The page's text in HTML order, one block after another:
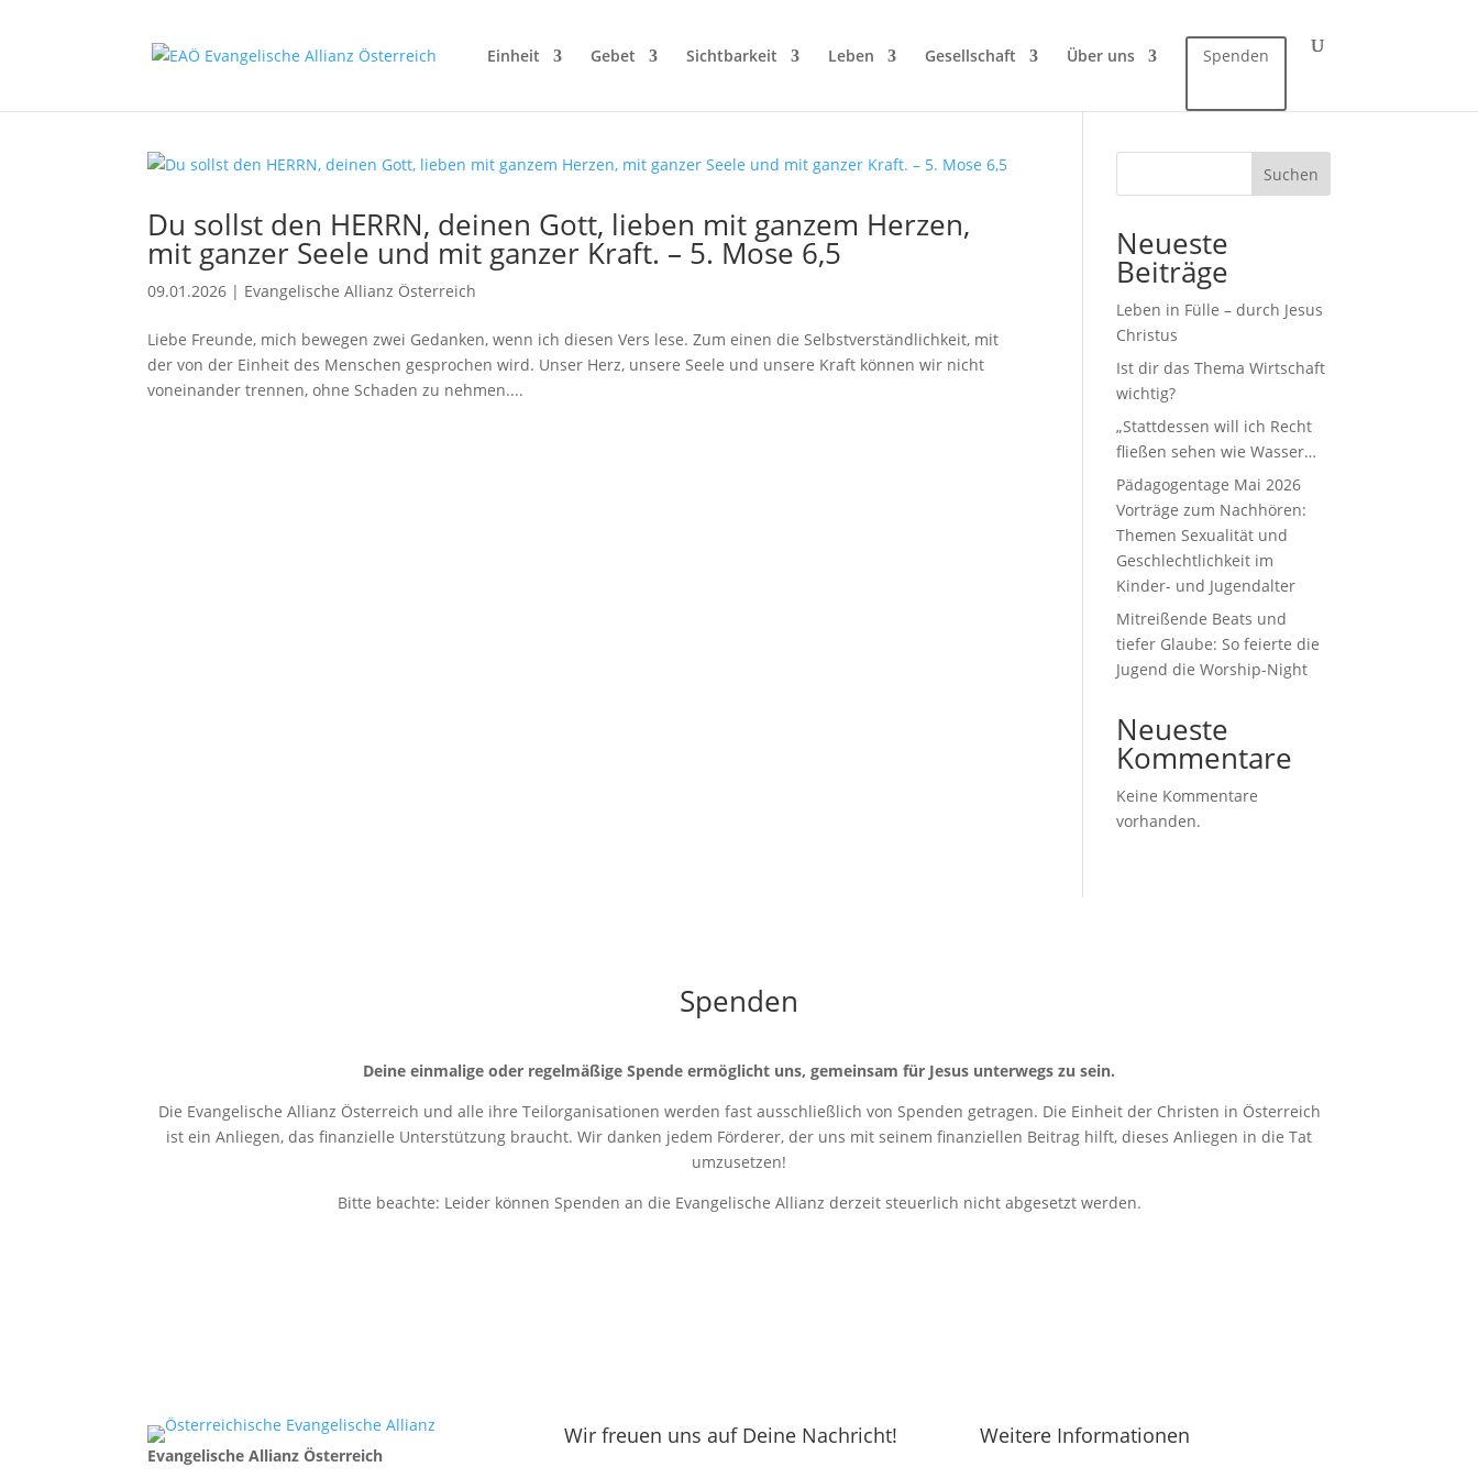
Einheit Gebet Sichtbarkeit Leben Gesellschaft Über uns Spenden
Du sollst den HERRN, deinen Gott, lieben mit ganzem Herzen,
mit ganzer Seele und mit ganzer Kraft. – 5. Mose 6,5
09.01.2026 | Evangelische Allianz Österreich
Liebe Freunde, mich bewegen zwei Gedanken, wenn ich diesen Vers lese. Zum einen die Selbstverständlichkeit, mit
der von der Einheit des Menschen gesprochen wird. Unser Herz, unsere Seele und unsere Kraft können wir nicht
voneinander trennen, ohne Schaden zu nehmen....
Suchen
Neueste
Beiträge
Leben in Fülle – durch Jesus
Christus
Ist dir das Thema Wirtschaft
wichtig?
„Stattdessen will ich Recht
fließen sehen wie Wasser…
Pädagogentage Mai 2026
Vorträge zum Nachhören:
Themen Sexualität und
Geschlechtlichkeit im
Kinder- und Jugendalter
Mitreißende Beats und
tiefer Glaube: So feierte die
Jugend die Worship-Night
Neueste
Kommentare
Keine Kommentare
vorhanden.
Spenden
Deine einmalige oder regelmäßige Spende ermöglicht uns, gemeinsam für Jesus unterwegs zu sein.
Die Evangelische Allianz Österreich und alle ihre Teilorganisationen werden fast ausschließlich von Spenden getragen. Die Einheit der Christen in Österreich
ist ein Anliegen, das finanzielle Unterstützung braucht. Wir danken jedem Förderer, der uns mit seinem finanziellen Beitrag hilft, dieses Anliegen in die Tat
umzusetzen!
Bitte beachte: Leider können Spenden an die Evangelische Allianz derzeit steuerlich nicht abgesetzt werden.
Evangelische Allianz Österreich
Wir freuen uns auf Deine Nachricht! Weitere Informationen